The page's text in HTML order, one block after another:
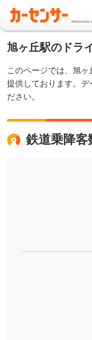
旭ヶ丘駅のドラ
このページでは、旭
提供しております。デ
ださい。
鉄道乗降客